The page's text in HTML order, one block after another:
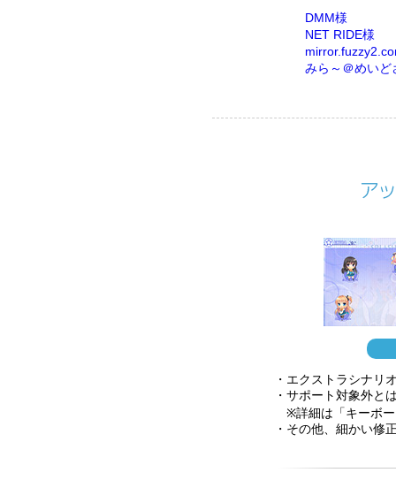
DMM様
NET RIDE様
みら～＠めいど
・エクストラシナリ
・サポート対象外と
※詳細は「キーボー
・その他、細かい修